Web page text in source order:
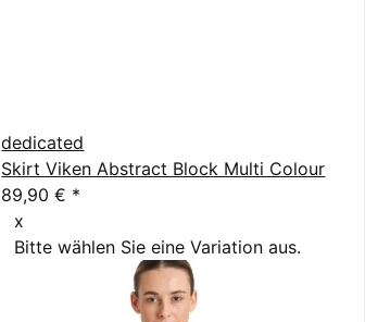
dedicated
Skirt Viken Abstract Block Multi Colour
89,90 € *
x
Bitte wählen Sie eine Variation aus.